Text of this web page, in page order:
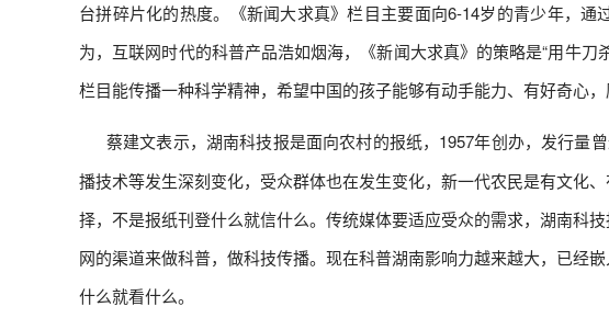
台拼碎片化的热度。《新闻大求真》栏目主要面向6-14岁的青少年，
为，互联网时代的科普产品浩如烟海，《新闻大求真》的策略是“用牛
栏目能传播一种科学精神，希望中国的孩子能够有动手能力、有好奇心
蔡建文表示，湖南科技报是面向农村的报纸，1957年创办，发行量
播技术等发生深刻变化，受众群体也在发生变化，新一代农民是有文化
择，不是报纸刊登什么就信什么。传统媒体要适应受众的需求，湖南科
网的渠道来做科普，做科技传播。现在科普湖南影响力越来越大，已经
什么就看什么。